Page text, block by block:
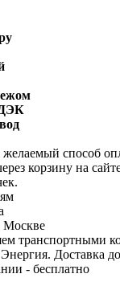
способ
корзину на
Москве
транспортными
Доставка
- бесплатно